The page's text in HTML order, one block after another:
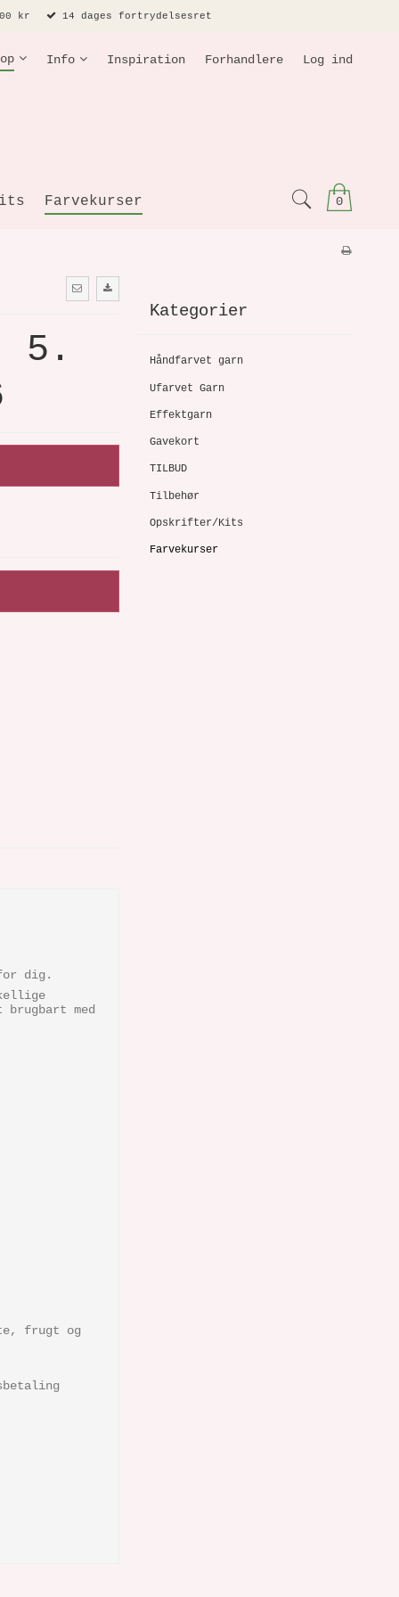
kr 14 dages fortrydelsesret
Info Inspiration Forhandlere Log ind
0
Farvekurser
5.
dig.
med
frugt og
Kategorier
Håndfarvet garn
Ufarvet Garn
Effektgarn
Gavekort
TILBUD
Tilbehør
Opskrifter/Kits
Farvekurser